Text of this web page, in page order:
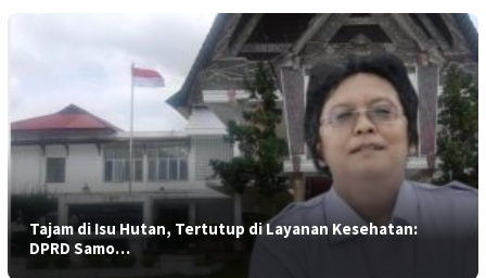
Tajam di Isu Hutan, Tertutup di Layanan Kesehatan:
DPRD Samo…